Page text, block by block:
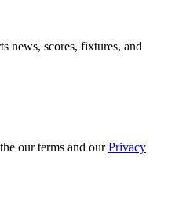
news, scores, fixtures, and
our terms and ourPrivacy